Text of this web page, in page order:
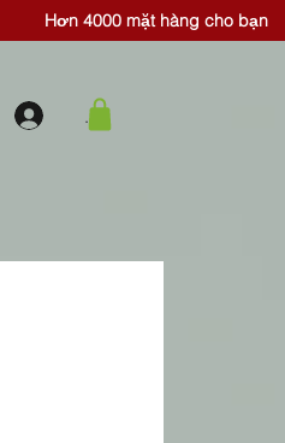
Hơn 4000 mặt hàng cho bạn
.